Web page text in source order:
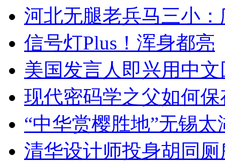
河北无腿老兵马三小
信号灯Plus！浑身都亮
美国发言人即兴用中
现代密码学之父如何
“中华赏樱胜地”无锡
清华设计师投身胡同